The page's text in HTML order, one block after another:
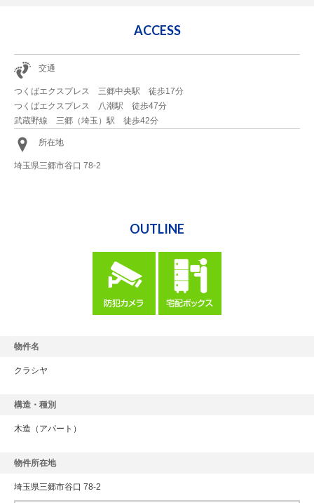
ACCESS
交通
つくばエクスプレス 三郷中央駅 徒歩17分
つくばエクスプレス 八潮駅 徒歩47分
武蔵野線 三郷（埼玉）駅 徒歩42分
所在地
埼玉県三郷市谷口 78-2
OUTLINE
物件名
クラシヤ
構造・種別
木造 （アパート）
物件所在地
埼玉県三郷市谷口 78-2